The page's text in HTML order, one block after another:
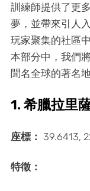
訓練師提供了更
夢，並帶來引人
玩家聚集的社區
本部分中，我們
聞名全球的著名地
1. 希臘拉里
座標： 39.6413,
特徵：